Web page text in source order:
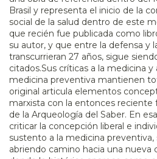
Brasil y representa el inicio de la
social de la salud dentro de este
que recién fue publicada como
su autor, y que entre la defensa y
transcurrieran 27 años, sigue
citados.Sus críticas a la medicina
medicina preventiva mantienen
original articula elementos
marxista con la entonces reciente
de la Arqueología del Saber. En
criticar la concepción liberal e
sustento a la medicina
abriendo camino hacia una nueva